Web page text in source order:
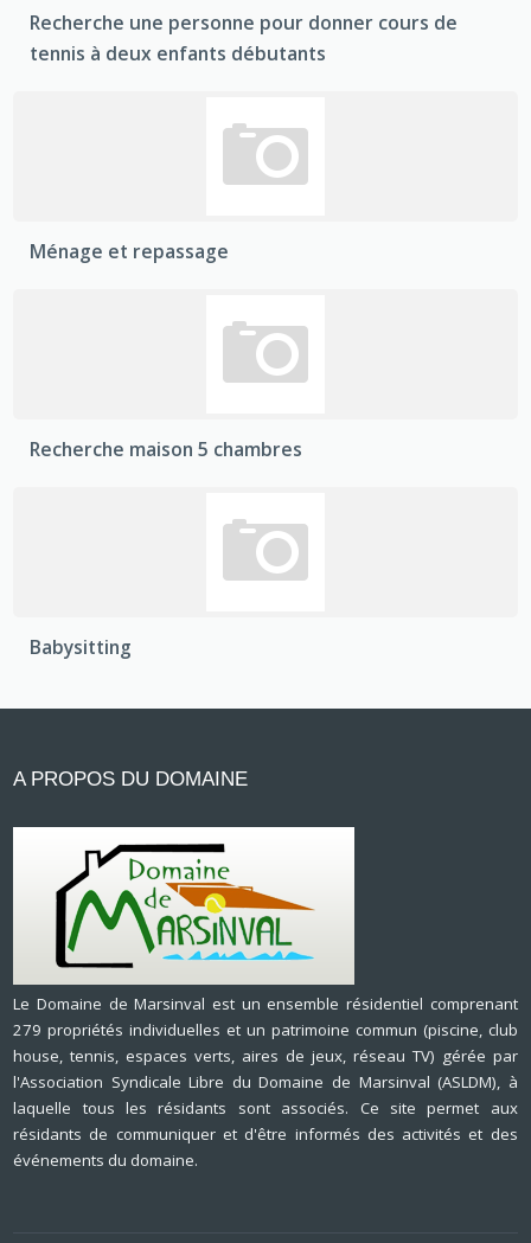
Recherche une personne pour donner cours de
tennis à deux enfants débutants
Ménage et repassage
Recherche maison 5 chambres
Babysitting
A PROPOS DU DOMAINE
Le Domaine de Marsinval est un ensemble résidentiel comprenant
279 propriétés individuelles et un patrimoine commun (piscine, club
house, tennis, espaces verts, aires de jeux, réseau TV) gérée par
l'Association Syndicale Libre du Domaine de Marsinval (ASLDM), à
laquelle tous les résidants sont associés. Ce site permet aux
résidants de communiquer et d'être informés des activités et des
événements du domaine.